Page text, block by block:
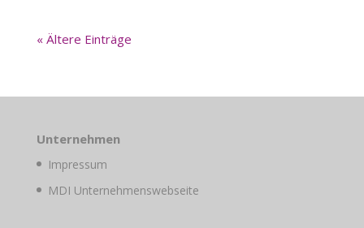
« Ältere Einträge
Unternehmen
Impressum
MDI Unternehmenswebseite